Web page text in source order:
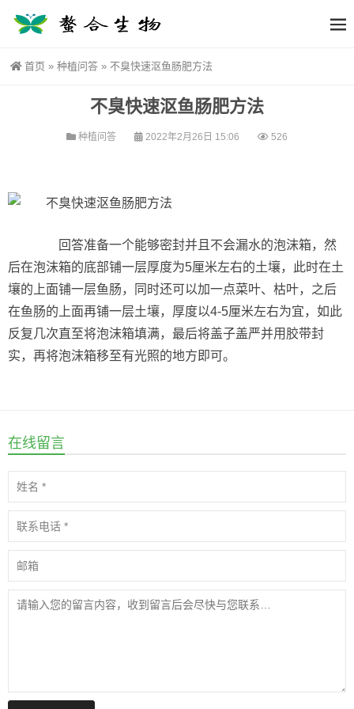
首页 » 种植问答 » 不臭快速沤鱼肠肥方法
不臭快速沤鱼肠肥方法
种植问答 2022年2月26日 15:06 526
回答准备一个能够密封并且不会漏水的泡沫箱，然
后在泡沫箱的底部铺一层厚度为5厘米左右的土壤，此时在土
壤的上面铺一层鱼肠，同时还可以加一点菜叶、枯叶，之后
在鱼肠的上面再铺一层土壤，厚度以4-5厘米左右为宜，如此
反复几次直至将泡沫箱填满，最后将盖子盖严并用胶带封
实，再将泡沫箱移至有光照的地方即可。
在线留言